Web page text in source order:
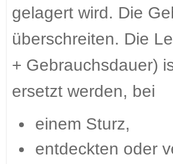
gelagert wird. Die
überschreiten. Die
+ Gebrauchsdauer)
ersetzt werden, bei
einem Sturz,
entdeckten oder